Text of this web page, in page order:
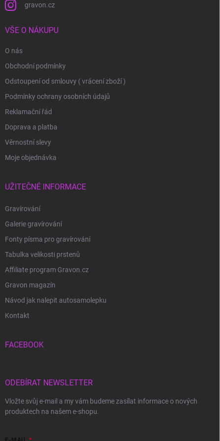
gravon.cz
VŠE O NÁKUPU
O nás
Obchodní podmínky
Odstoupení od smlouvy ( vrácení zboží )
Podmínky ochrany osobních údajů
Reklamační řád
Doprava a platba
Věrnostní slevy
Moje objednávka
UŽITEČNÉ INFORMACE
Gravírování
Galerie gravírování
Fonty písma pro gravírování
Tabulka velikosti prstenů
Affiliate program Gravon.cz
Gravon magazín
Návod jak nalepit autosamolepku
Kontakt
FACEBOOK
ODEBÍRAT NEWSLETTER
Vložte svůj e-mail a my vám budeme zasílat informace o nových
produktech na našem e-shopu.